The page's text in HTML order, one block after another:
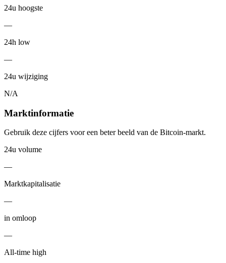
24u hoogste
—
24h low
—
24u wijziging
N/A
Marktinformatie
Gebruik deze cijfers voor een beter beeld van de Bitcoin-markt.
24u volume
—
Marktkapitalisatie
—
in omloop
—
All-time high